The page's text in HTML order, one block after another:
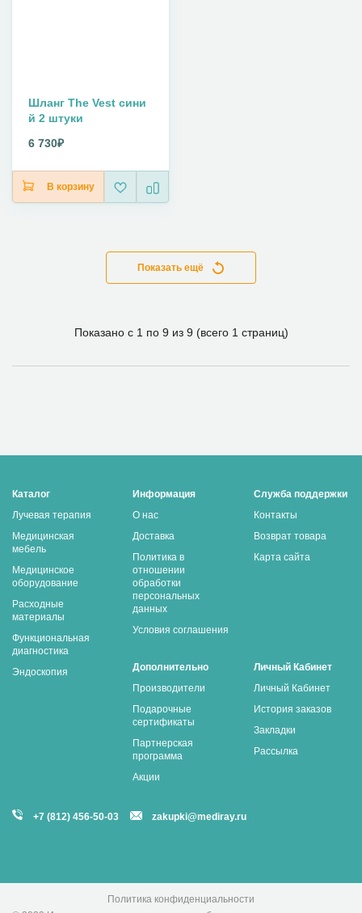
Шланг The Vest сини
й 2 штуки
6 730₽
В корзину
Показать ещё
Показано с 1 по 9 из 9 (всего 1 страниц)
Каталог
Лучевая терапия
Медицинская
мебель
Медицинское
оборудование
Расходные
материалы
Функциональная
диагностика
Эндоскопия
Информация
О нас
Доставка
Политика в
отношении
обработки
персональных
данных
Условия соглашения
Служба поддержки
Контакты
Возврат товара
Карта сайта
Дополнительно
Производители
Подарочные
сертификаты
Партнерская
программа
Акции
Личный Кабинет
Личный Кабинет
История заказов
Закладки
Рассылка
+7 (812) 456-50-03 zakupki@mediray.ru
Политика конфиденциальности